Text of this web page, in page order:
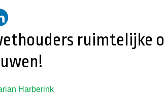
ruimtelijke
Harberink